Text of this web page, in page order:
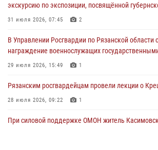
экскурсию по экспозиции, посвящённой
31 июля 2026, 07:45 2
В Управлении Росгвардии по Рязанской области
награждение военнослужащих
29 июля 2026, 15:49 1
Рязанским росгвардейцам провели лекции о
28 июля 2026, 09:22 1
При силовой поддержке ОМОН житель